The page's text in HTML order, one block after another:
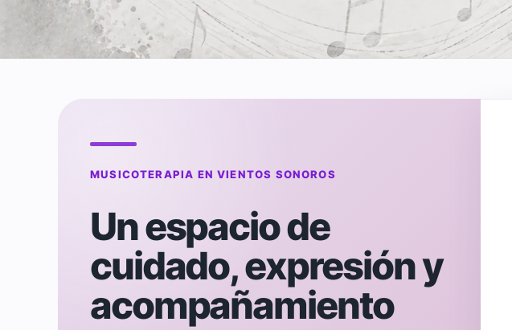
MUSICOTERAPIA EN VIENTOS SONOROS
Un espacio de
cuidado, expresión y
acompañamiento